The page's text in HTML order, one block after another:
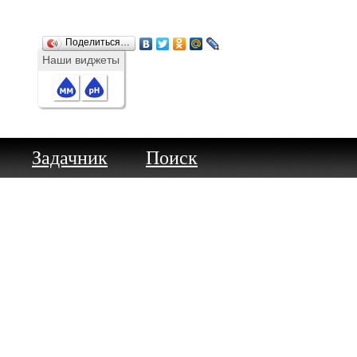
Поделиться…
Наши виджеты
Задачник Поиск